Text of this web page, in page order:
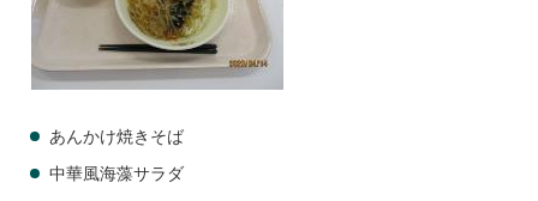
あんかけ焼きそば
中華風海藻サラダ